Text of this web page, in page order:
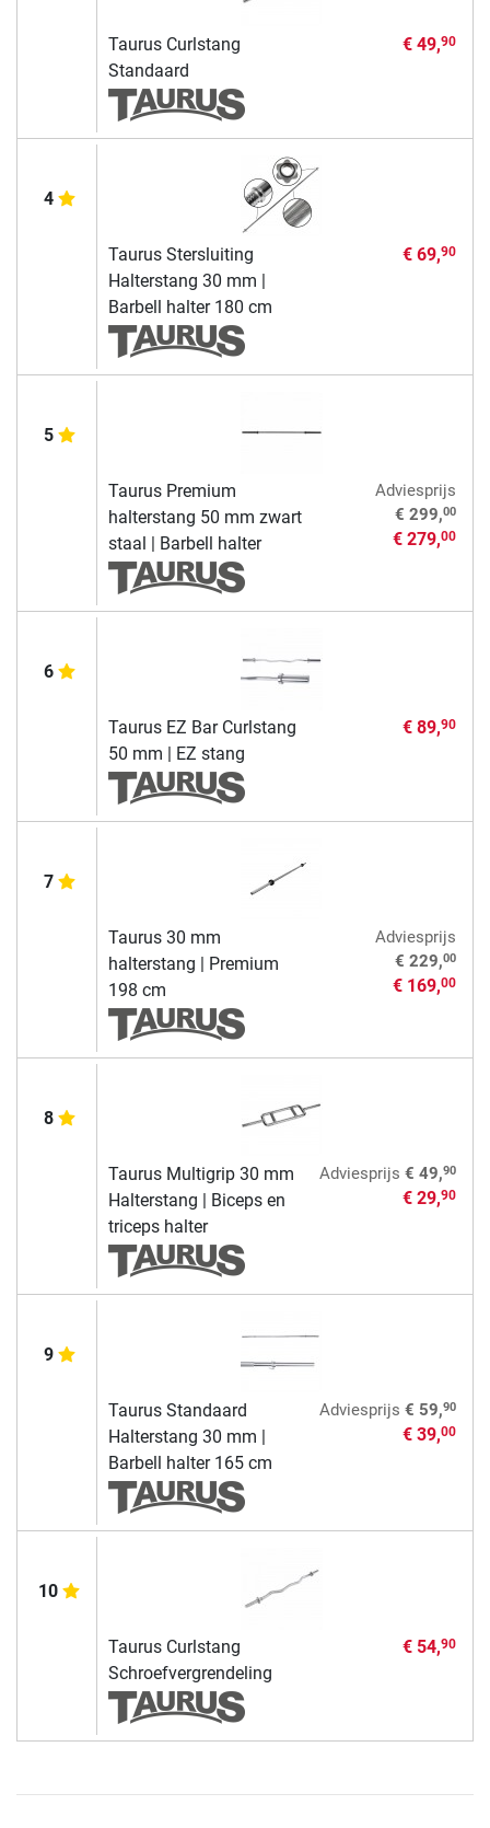
Taurus Curlstang
Standaard
€ 49,90
4
Taurus Stersluiting
Halterstang 30 mm |
Barbell halter 180 cm
€ 69,90
5
Taurus Premium
halterstang 50 mm zwart
staal | Barbell halter
Adviesprijs
€ 299,00
€ 279,00
6
Taurus EZ Bar Curlstang
50 mm | EZ stang
€ 89,90
7
Taurus 30 mm
halterstang | Premium
198 cm
Adviesprijs
€ 229,00
€ 169,00
8
Taurus Multigrip 30 mm
Halterstang | Biceps en
triceps halter
Adviesprijs € 49,90
€ 29,90
9
Taurus Standaard
Halterstang 30 mm |
Barbell halter 165 cm
Adviesprijs € 59,90
€ 39,00
10
Taurus Curlstang
Schroefvergrendeling
€ 54,90